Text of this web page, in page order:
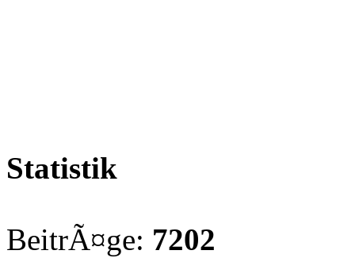
Statistik
BeitrÃ¤ge: 7202